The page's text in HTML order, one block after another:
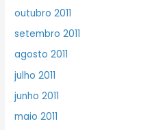
outubro 2011
setembro 2011
agosto 2011
julho 2011
junho 2011
maio 2011